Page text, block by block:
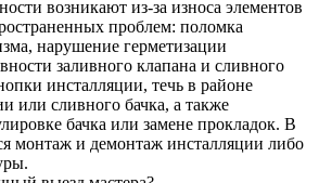
возникают из-за износа элементов
проблем: поломка
нарушение герметизации
заливного клапана и сливного
инсталляции, течь в районе
или сливного бачка, а также
бачка или замене прокладок. В
монтаж и демонтаж инсталляции либо